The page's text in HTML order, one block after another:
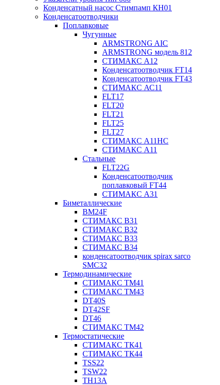
Конденсатный насос Стимпамп КН01
Конденсатоотводчики
Поплавковые
Чугунные
ARMSTRONG AIC
ARMSTRONG модель 812
СТИМАКС А12
Конденсатоотводчик FT14
Конденсатоотводчик FT43
СТИМАКС АС11
FLT17
FLT20
FLT21
FLT25
FLT27
СТИМАКС А11HC
СТИМАКС А11
Стальные
FLT22G
Конденсатоотводчик
поплавковый FT44
СТИМАКС А31
Биметаллические
BM24F
СТИМАКС B31
СТИМАКС В32
СТИМАКС В33
СТИМАКС B34
конденсатоотводчик spirax sarco
SMC32
Термодинамические
СТИМАКС ТМ41
СТИМАКС ТМ43
DT40S
DT42SF
DT46
СТИМАКС ТМ42
Термостатические
СТИМАКС ТК41
СТИМАКС ТК44
TSS22
TSW22
TH13A